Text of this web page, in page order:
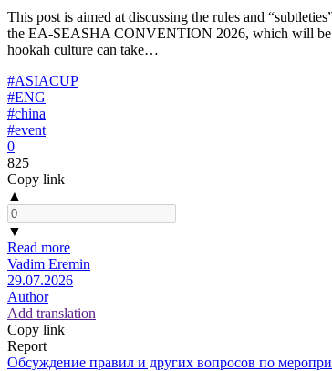
This post is aimed at discussing the rules and
the EA-SEASHA CONVENTION 2026, which will be
hookah culture can take…
#ASIACUP
#ENG
#china
#event
0
825
Copy link
▲
▼
Read more
Vadim Eremin
29.07.2026
Author
Add translation
Copy link
Report
Обсуждение правил и других вопросов по